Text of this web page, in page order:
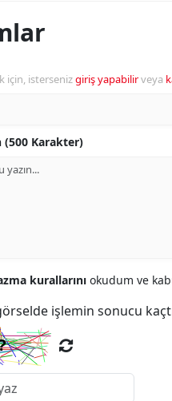
için, istersenizgiriş yapabilirveya
(500 Karakter)
kurallarını okudum ve
işlemin sonucu